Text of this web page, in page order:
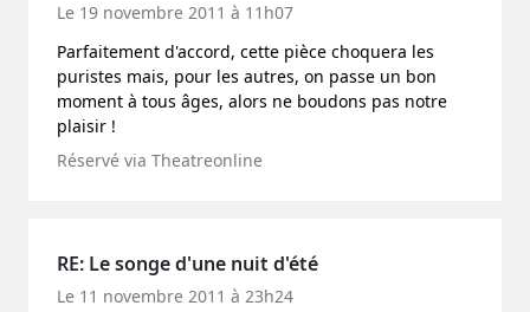
Le 19 novembre 2011 à 11h07
Parfaitement d'accord, cette pièce choquera les
puristes mais, pour les autres, on passe un bon
moment à tous âges, alors ne boudons pas notre
plaisir !
Réservé via Theatreonline
RE: Le songe d'une nuit d'été
Le 11 novembre 2011 à 23h24